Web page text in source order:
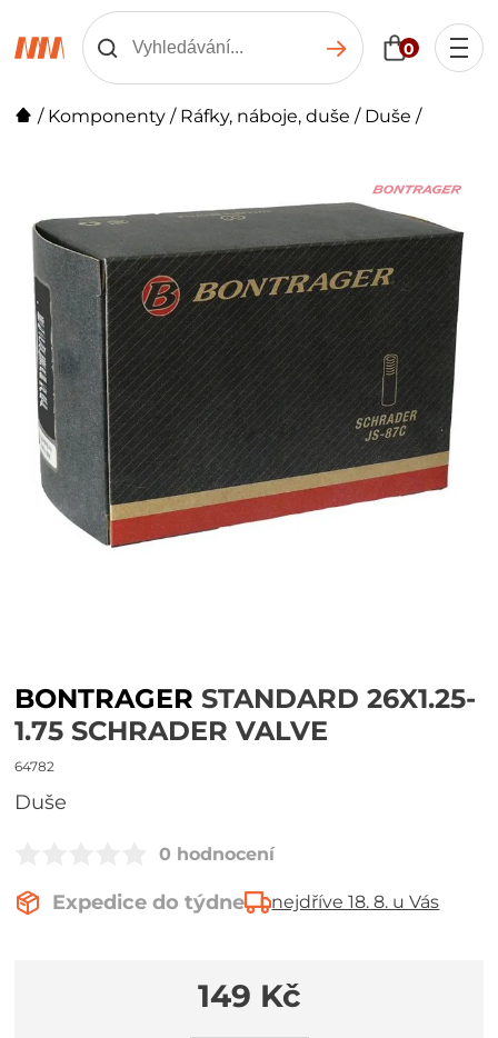
0
/ Komponenty / Ráfky, náboje, duše / Duše /
BONTRAGER STANDARD 26X1.25-
1.75 SCHRADER VALVE
64782
duše
0 hodnocení
Expedice do týdne nejdříve 18. 8. u Vás
149 Kč